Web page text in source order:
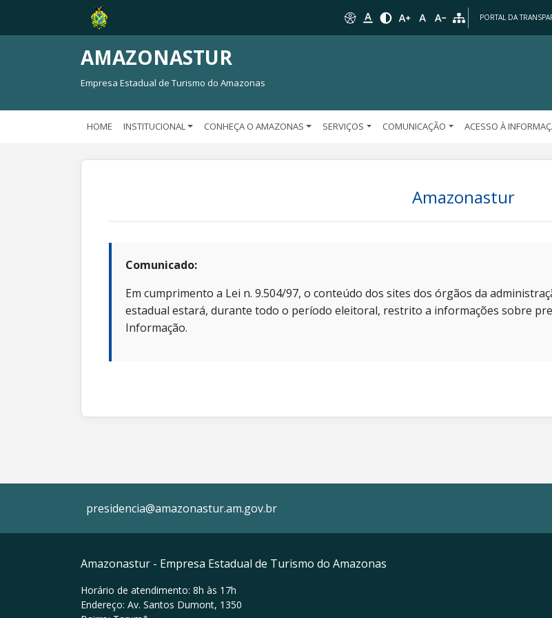
PORTAL DA
AMAZONASTUR
Empresa Estadual de Turismo do Amazonas
HOME INSTITUCIONAL CONHEÇA O AMAZONAS SERVIÇOS COMUNICAÇÃO ACESSO À
Amazonastur
Comunicado:
Em cumprimento a Lei n. 9.504/97, o conteúdo dos sites dos órgãos da
estadual estará, durante todo o período eleitoral, restrito a informações sobre
Informação.
presidencia@amazonastur.am.gov.br
Amazonastur - Empresa Estadual de Turismo do Amazonas
Horário de atendimento: 8h às 17h
Endereço: Av. Santos Dumont, 1350